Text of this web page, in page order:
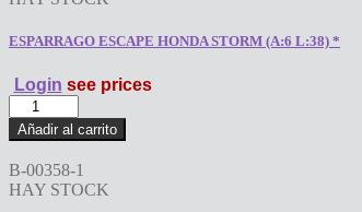
GUERRERO
-
BIZ
SUPER
MEDIDA
L:40)
*
ESPARRAGO ESCAPE HONDA STORM (A:6 L:38) *
Login see prices
ESPARRAGO
ESCAPE
HONDA
STORM
(A:6
L:38)
Añadir al carrito
B-00358-1
HAY STOCK